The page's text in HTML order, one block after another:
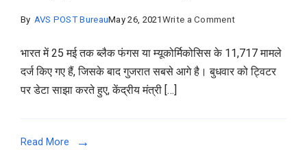
By AVS POST BureauMay 26, 2021 Write a Commenton
में
11,717
भारत में 25 मई तक ब्लैक फंगस या म्यूकोर्मिकोसिस के 11,717 मामले
दर्ज किए गए हैं, जिसके बाद गुजरात सबसे आगे है। बुधवार को ट्विटर
पर डेटा साझा करते हुए, केंद्रीय मंत्री […]
Read More